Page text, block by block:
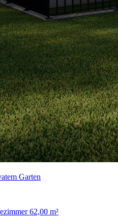
Garten
62,00 m²